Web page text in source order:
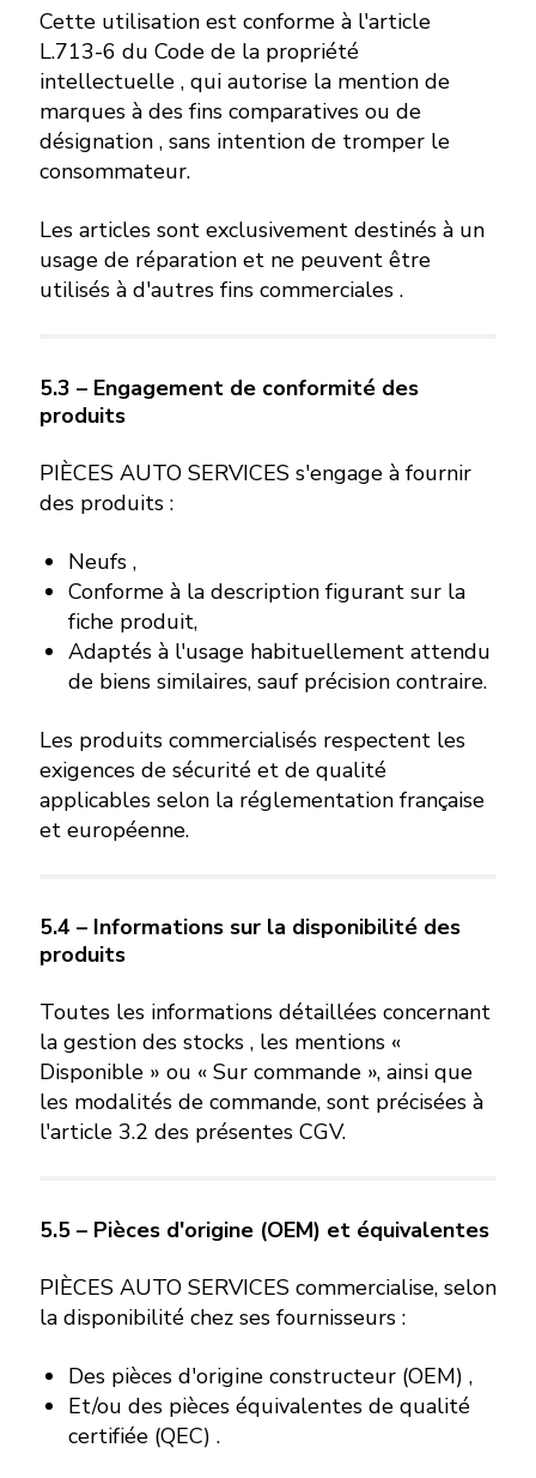
Cette utilisation est conforme à l'article
L.713-6 du Code de la propriété
intellectuelle , qui autorise la mention de
marques à des fins comparatives ou de
désignation , sans intention de tromper le
consommateur.
Les articles sont exclusivement destinés à un
usage de réparation et ne peuvent être
utilisés à d'autres fins commerciales .
5.3 – Engagement de conformité des
produits
PIÈCES AUTO SERVICES s'engage à fournir
des produits :
Neufs ,
Conforme à la description figurant sur la
fiche produit,
Adaptés à l'usage habituellement attendu
de biens similaires, sauf précision contraire.
Les produits commercialisés respectent les
exigences de sécurité et de qualité
applicables selon la réglementation française
et européenne.
5.4 – Informations sur la disponibilité des
produits
Toutes les informations détaillées concernant
la gestion des stocks , les mentions «
Disponible » ou « Sur commande », ainsi que
les modalités de commande, sont précisées à
l'article 3.2 des présentes CGV.
5.5 – Pièces d'origine (OEM) et équivalentes
PIÈCES AUTO SERVICES commercialise, selon
la disponibilité chez ses fournisseurs :
Des pièces d'origine constructeur (OEM) ,
Et/ou des pièces équivalentes de qualité
certifiée (QEC) .